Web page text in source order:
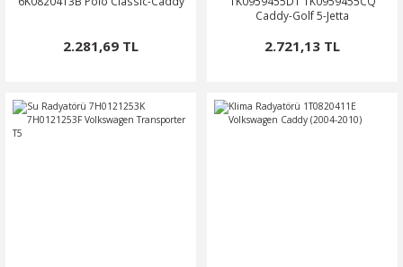
2.281,69 TL
Caddy-Golf 5-Jetta
2.721,13 TL